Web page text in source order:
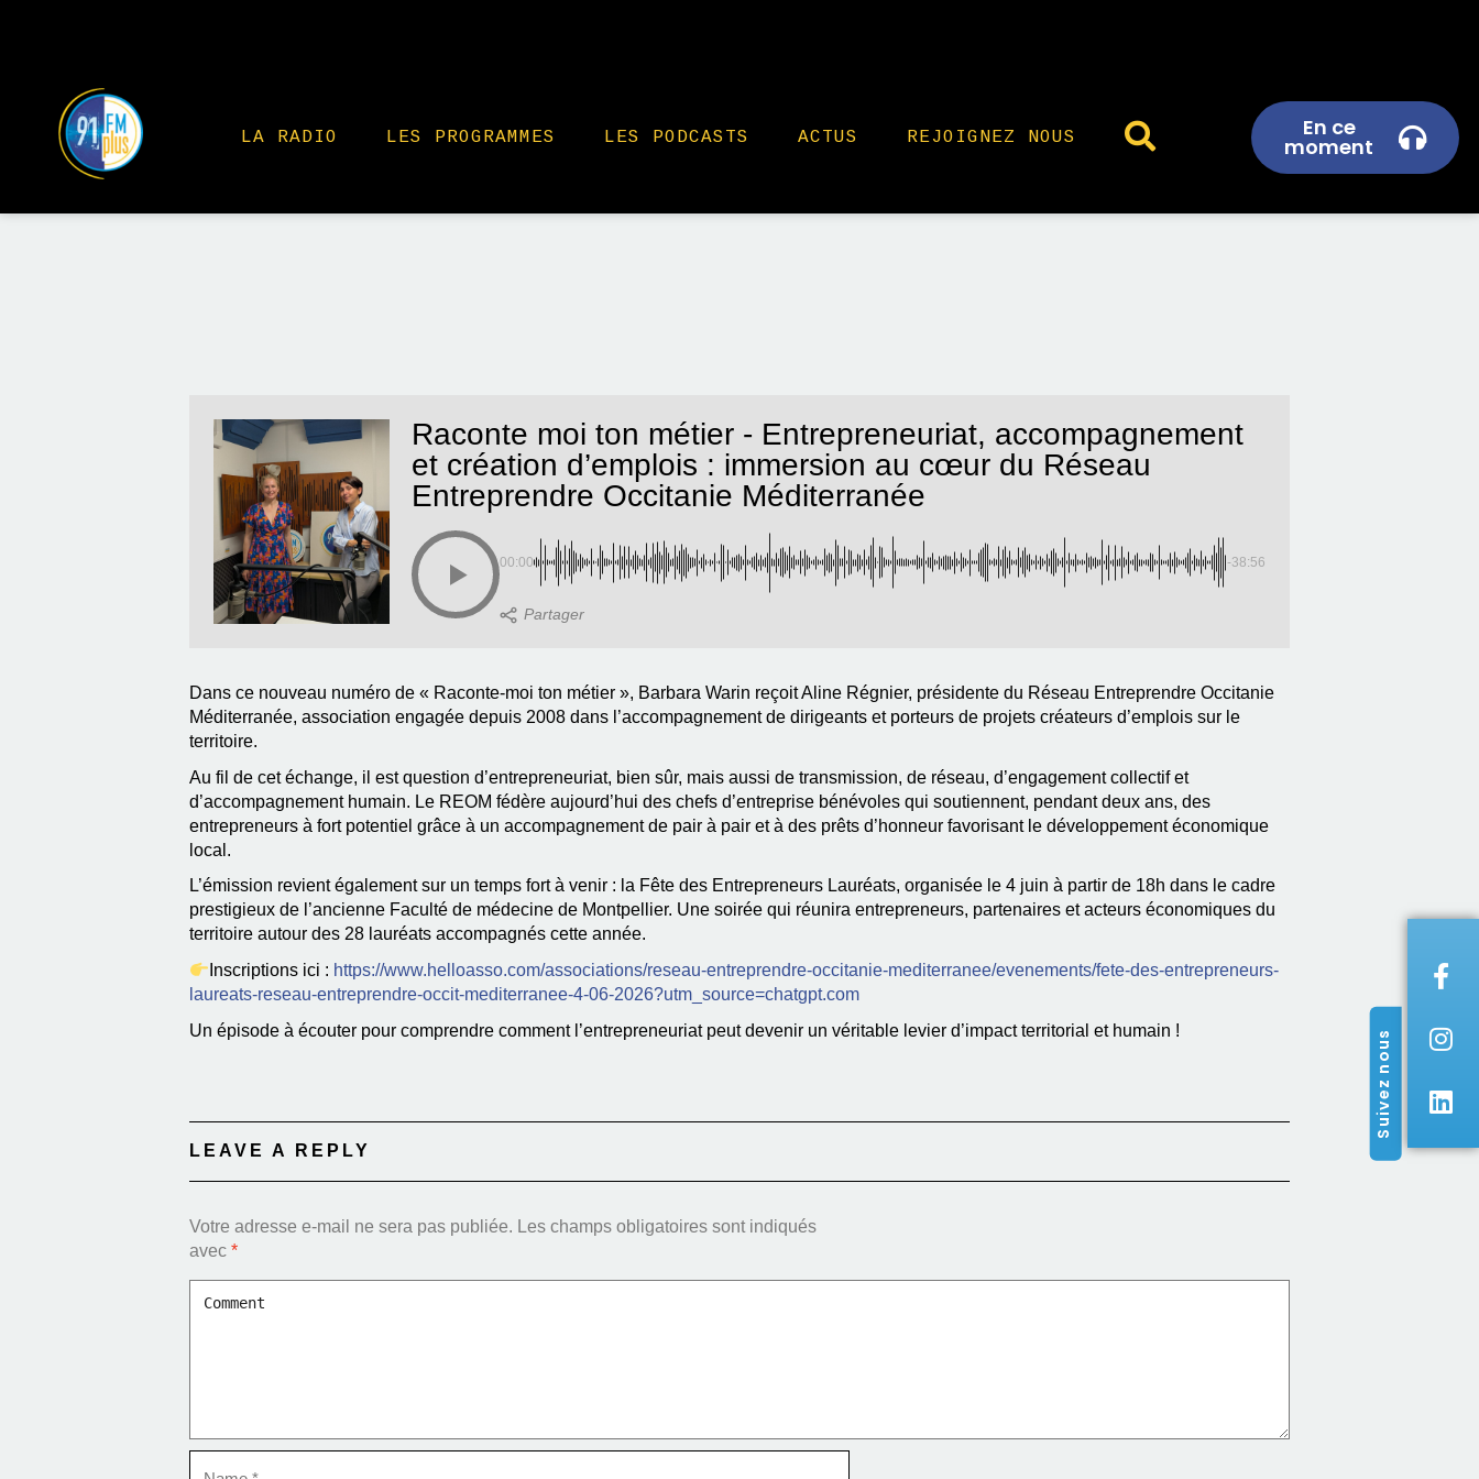
LA RADIO LES PROGRAMMES LES PODCASTS ACTUS REJOIGNEZ NOUS En ce
moment
Suivez nous
Raconte moi ton métier - Entrepreneuriat, accompagnement
et création d’emplois : immersion au cœur du Réseau
Entreprendre Occitanie Méditerranée
00:00 -38:56
Dans ce nouveau numéro de « Raconte-moi ton métier », Barbara Warin reçoit Aline Régnier, présidente du Réseau Entreprendre Occitanie
Méditerranée, association engagée depuis 2008 dans l’accompagnement de dirigeants et porteurs de projets créateurs d’emplois sur le
territoire.
Au fil de cet échange, il est question d’entrepreneuriat, bien sûr, mais aussi de transmission, de réseau, d’engagement collectif et
d’accompagnement humain. Le REOM fédère aujourd’hui des chefs d’entreprise bénévoles qui soutiennent, pendant deux ans, des
entrepreneurs à fort potentiel grâce à un accompagnement de pair à pair et à des prêts d’honneur favorisant le développement économique
local.
L’émission revient également sur un temps fort à venir : la Fête des Entrepreneurs Lauréats, organisée le 4 juin à partir de 18h dans le cadre
prestigieux de l’ancienne Faculté de médecine de Montpellier. Une soirée qui réunira entrepreneurs, partenaires et acteurs économiques du
territoire autour des 28 lauréats accompagnés cette année.
Inscriptions ici : https://www.helloasso.com/associations/reseau-entreprendre-occitanie-mediterranee/evenements/fete-des-entrepreneurs-
laureats-reseau-entreprendre-occit-mediterranee-4-06-2026?utm_source=chatgpt.com
Un épisode à écouter pour comprendre comment l’entrepreneuriat peut devenir un véritable levier d’impact territorial et humain !
LEAVE A REPLY
Votre adresse e-mail ne sera pas publiée. Les champs obligatoires sont indiqués
avec *